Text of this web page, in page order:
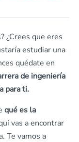
¿Crees que eres
estudiar una
quédate en
de ingeniería
para ti.
qué es la
vas a encontrar
Te vamos a